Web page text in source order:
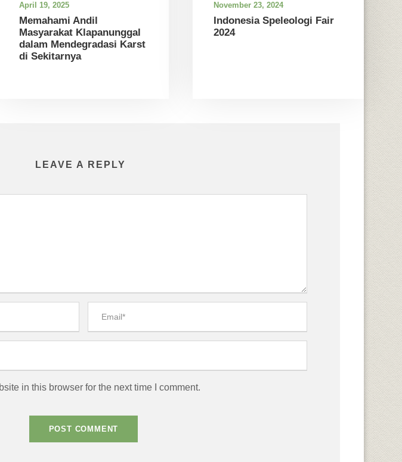
April 19, 2025
Memahami Andil
Masyarakat Klapanunggal
dalam Mendegradasi Karst
di Sekitarnya
November 23, 2024
Indonesia Speleologi Fair
2024
LEAVE A REPLY
in this browser for the next time I comment.